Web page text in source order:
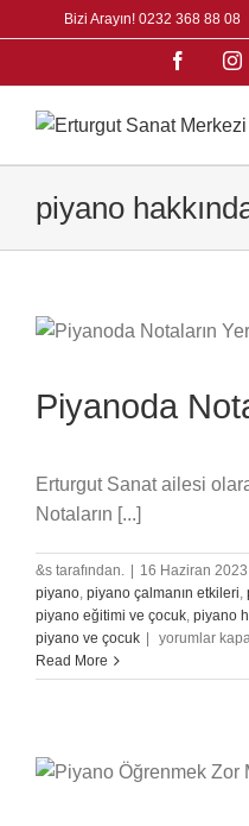
to
Bizi Arayın! 0232 368 88 08
Facebook
piyano
Piyanoda
Erturgut Sanat ailesi
Notaların [...]
&s tarafından. | 16 Haziran 2023
piyano piyano çalmanın etkileri
piyano eğitimi ve çocuk piyano
piyano ve çocuk |
Piyanoda
Yerleri
yorumlar
Read More